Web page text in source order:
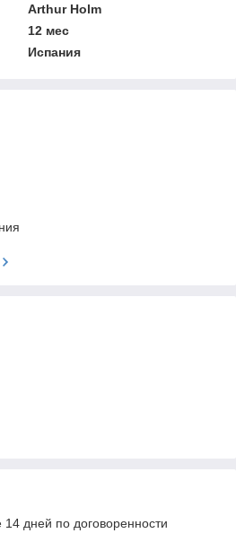
Arthur Holm
12 мес
Испания
14 дней по договоренности